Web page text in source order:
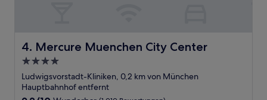
4. Mercure Muenchen City Center
Mercure Muenchen City Center
4.0-
Sterne-
Unterkunft
Ludwigsvorstadt-Kliniken, 0,2 km von München
Hauptbahnhof entfernt